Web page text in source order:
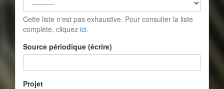
Cette liste n'est pas exhaustive. Pour consulter la liste
complète, cliquez ici.
Source périodique (écrire)
Projet